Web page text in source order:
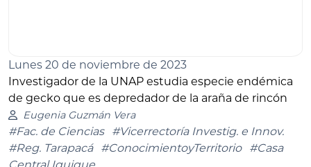
Lunes 20 de noviembre de 2023
Investigador de la UNAP estudia especie endémica
de gecko que es depredador de la araña de rincón
Eugenia Guzmán Vera
#Fac. de Ciencias
#Vicerrectoría Investig. e Innov.
#Reg. Tarapacá
#ConocimientoyTerritorio
#Casa